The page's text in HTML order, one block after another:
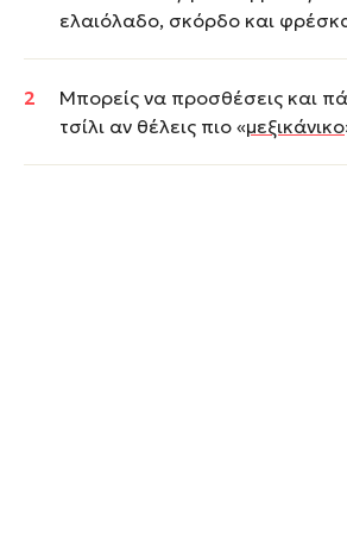
ελαιόλαδο, σκόρδο και
Μπορείς να προσθέσεις και
τσίλι αν θέλεις πιο «μεξικάνικο